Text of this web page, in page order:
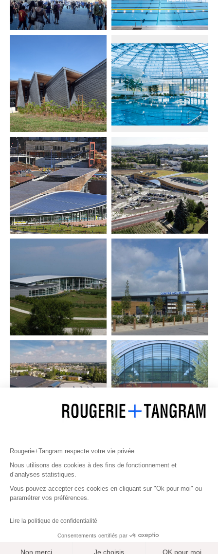
Rougerie+Tangram respecte votre vie privée.
Nous utilisons des cookies à des fins de fonctionnement et
d’analyses statistiques.
Vous pouvez accepter ces cookies en cliquant sur "Ok pour moi" ou
paramétrer vos préférences.
Lire la politique de confidentialité
Consentements certifiés par
Non merci Je choisis OK pour moi